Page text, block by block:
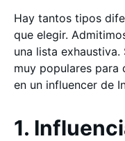
Hay tantos tipos
que elegir.
una lista
muy populares para
en un influencer de
1.